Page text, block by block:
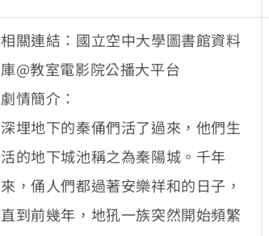
象竟是年齡大她20歲的男人…。在艾
羽莎最脆弱的時刻，「小單」走進她
的人生，日夜相伴、成為心理依靠。
沒想到父母竟為了逼婚將她關在家
裡，「小單」該如何拯救被軟禁的艾
羽莎？這場相隔一萬公里的遠距情，
又會將不相識的兩人帶往怎樣的命運
中士發現一位快凍僵的韓國孤兒小女
孩。他不顧生命危險將她偷偷帶回軍
營，以免她受到傷害。因為不知道她
的名字也無法溝通，蘇萊曼幫她取名
為艾拉，以紀念他們相遇那晚的月
光。兩人之間產生難以分開的羈絆，
艾拉常常逗樂辛苦打仗的土耳其軍
相關連結：國立空中大學圖書館資料
庫@教室電影院公播大平台
劇情簡介：
深埋地下的秦俑們活了過來，他們生
活的地下城池稱之為秦陽城。千年
來，俑人們都過著安樂祥和的日子，
直到前幾年，地犼一族突然開始頻繁